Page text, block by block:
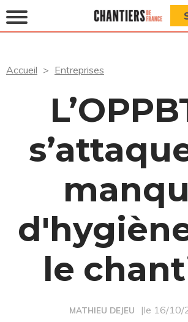
Accueil Entreprises
le
MATHIEU DEJEU |le 16/10/